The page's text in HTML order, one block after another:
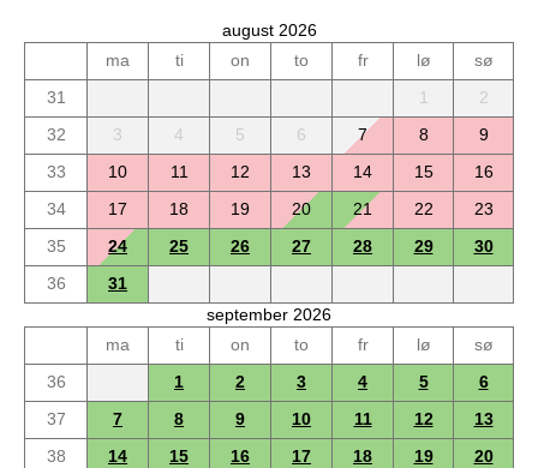
august 2026
ma
ti on to fr lø
sø
31
1
2
32
3 4 5 6 7 8
9
33
10 11 12 13 14 15
16
34
17 18 19 20 21 22
23
35
24 25 26 27 28 29
30
36
31
september 2026
ma
ti on to fr lø
sø
36
1 2 3 4 5
6
37
7 8 9 10 11 12
13
38
14 15 16 17 18 19
20